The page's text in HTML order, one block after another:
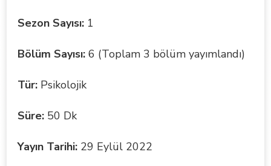
Sezon Sayısı: 1
Bölüm Sayısı: 6 (Toplam 3 bölüm yayımlandı)
Tür: Psikolojik
Süre: 50 Dk
Yayın Tarihi: 29 Eylül 2022